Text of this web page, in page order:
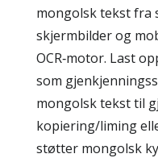
mongolsk tekst fra
skjermbilder og
OCR‑motor. Last
som
mongolsk tekst til
kopiering/liming
støtter mongolsk